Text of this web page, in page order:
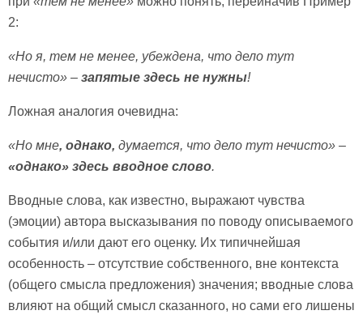
2:
«Но я, тем не менее, убеждена, что дело тут
нечисто» – запятые здесь не нужны!
Ложная аналогия очевидна:
«Но мне, однако, думается, что дело тут нечисто» –
«однако» здесь вводное слово.
Вводные слова, как известно, выражают чувства
(эмоции) автора высказывания по поводу описываемого
события и/или дают его оценку. Их типичнейшая
особенность – отсутствие собственного, вне контекста
(общего смысла предложения) значения; вводные слова
влияют на общий смысл сказанного, но сами его лишены